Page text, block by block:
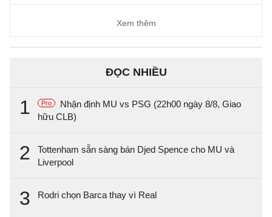
Xem thêm
ĐỌC NHIỀU
1 Pro
Nhận định MU vs PSG (22h00 ngày 8/8, Giao
hữu CLB)
2
Tottenham sẵn sàng bán Djed Spence cho MU và
Liverpool
3 Rodri chọn Barca thay vì Real